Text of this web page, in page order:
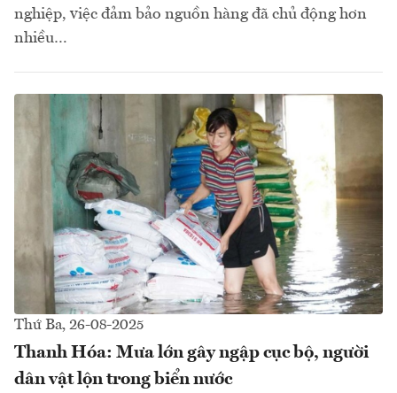
nghiệp, việc đảm bảo nguồn hàng đã chủ động hơn
nhiều…
Thứ Ba, 26-08-2025
Thanh Hóa: Mưa lớn gây ngập cục bộ, người
dân vật lộn trong biển nước